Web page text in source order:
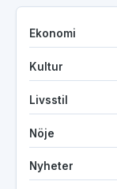
Ekonomi
Kultur
Livsstil
Nöje
Nyheter